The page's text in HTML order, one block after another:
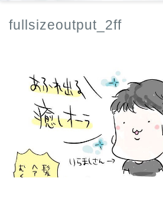
fullsizeoutput_2ff